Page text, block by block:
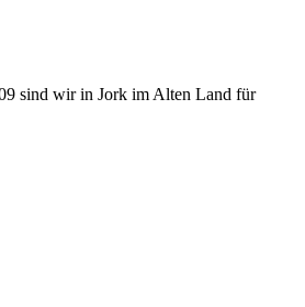
sind wir in Jork im Alten Land für